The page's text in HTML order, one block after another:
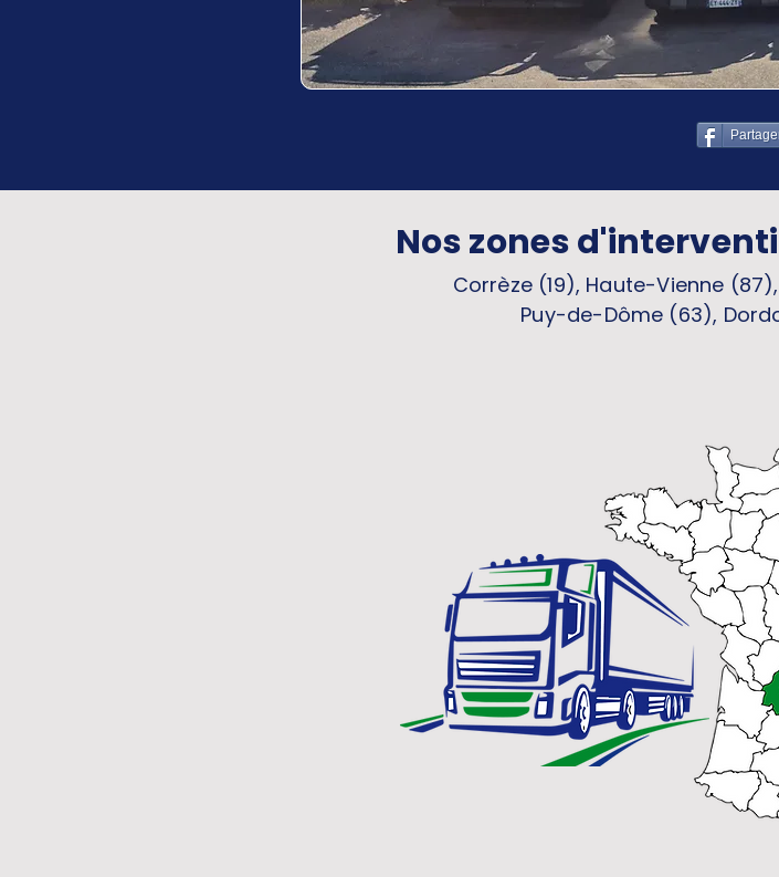
Nos zones
Corrèze (19), Haute-Vienne
Puy-de-Dôme (63),